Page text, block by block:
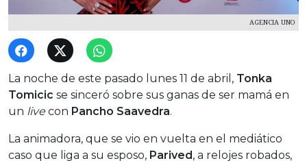
AGENCIA UNO
La noche de este pasado lunes 11 de abril, Tonka
Tomicic se sinceró sobre sus ganas de ser mamá en
un livecon Pancho Saavedra.
La animadora, que se vio en vuelta en el mediático
caso que liga a su esposo, Parived , a relojes robados,